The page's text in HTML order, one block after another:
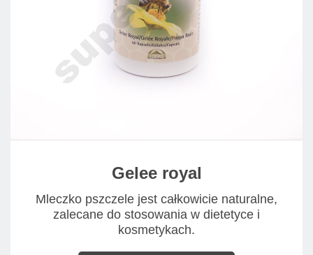
Gelee royal
Mleczko pszczele jest całkowicie naturalne,
zalecane do stosowania w dietetyce i
kosmetykach.